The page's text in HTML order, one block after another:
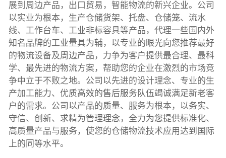
展到周边产品，出口贸易，智能物流的新兴企业。公司
以实业为根本，生产仓储货架、托盘、仓储笼、流水
线、工作台车、工业非标容具等产品，代理一些国内外
知名品牌的工业量具为辅，以专业的眼光向您推荐最好
的物流设备及周边产品，力争为客户提供最合理、最科
学、最先进的物流方案，帮助您的企业在激烈的市场竞
争中立于不败之地。公司以先进的设计理念、专业的生
产加工能力、优质高效的售后服务队伍竭诚满足新老客
户的需求。公司以产品的质量、服务为根本，以务实、
守信、创新、求精为管理理念，全力为您提供标准化、
高质量产品与服务，使您的仓储物流技术应用达到国际
上的同等水平。